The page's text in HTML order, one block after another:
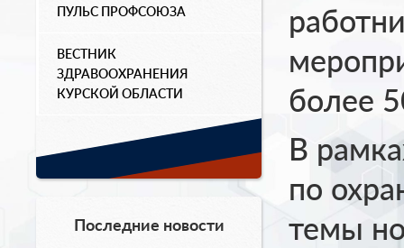
ПУЛЬС ПРОФСОЮЗА
ВЕСТНИК
ЗДРАВООХРАНЕНИЯ
КУРСКОЙ ОБЛАСТИ
Последние новости
более
В
по
темы